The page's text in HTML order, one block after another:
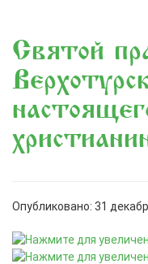
Святой
Опубликовано: 31